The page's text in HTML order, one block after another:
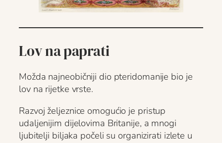
Lov na paprati
Možda najneobičniji dio pteridomanije bio je
lov na rijetke vrste.
Razvoj željeznice omogućio je pristup
udaljenijim dijelovima Britanije, a mnogi
ljubitelji biljaka počeli su organizirati izlete u